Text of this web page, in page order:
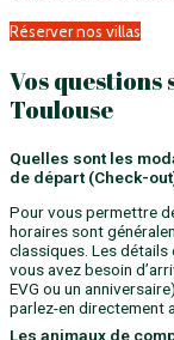
Réserver nos villas
Vos
Toulouse
Quelles sont les
de départ (Check-
Pour vous permettre
horaires sont
classiques. Les
vous avez besoin
EVG ou un
parlez-en directement
Les animaux de